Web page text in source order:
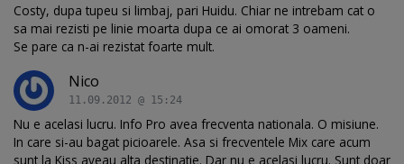
Costy, dupa tupeu si limbaj, pari Huidu. Chiar ne intrebam cat o
sa mai rezisti pe linie moarta dupa ce ai omorat 3 oameni.
Se pare ca n-ai rezistat foarte mult.
Nico
11.09.2012 @ 15:24
Nu e acelasi lucru. Info Pro avea frecventa nationala. O misiune.
In care si-au bagat picioarele. Asa si frecventele Mix care acum
sunt la Kiss aveau alta destinatie. Dar nu e acelasi lucru. Sunt doar